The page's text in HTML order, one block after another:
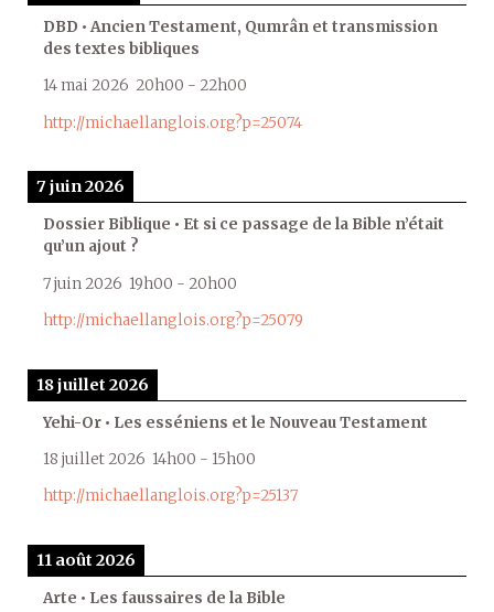
DBD • Ancien Testament, Qumrân et transmission
des textes bibliques
14 mai 2026 20h00 - 22h00
http://michaellanglois.org?p=25074
7 juin 2026
Dossier Biblique • Et si ce passage de la Bible n’était
qu’un ajout ?
7 juin 2026 19h00 - 20h00
http://michaellanglois.org?p=25079
18 juillet 2026
Yehi-Or • Les esséniens et le Nouveau Testament
18 juillet 2026 14h00 - 15h00
http://michaellanglois.org?p=25137
11 août 2026
Arte • Les faussaires de la Bible